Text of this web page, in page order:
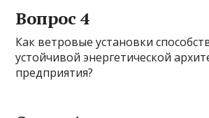
Вопрос 4
Как ветровые установки
устойчивой энергетической
предприятия?